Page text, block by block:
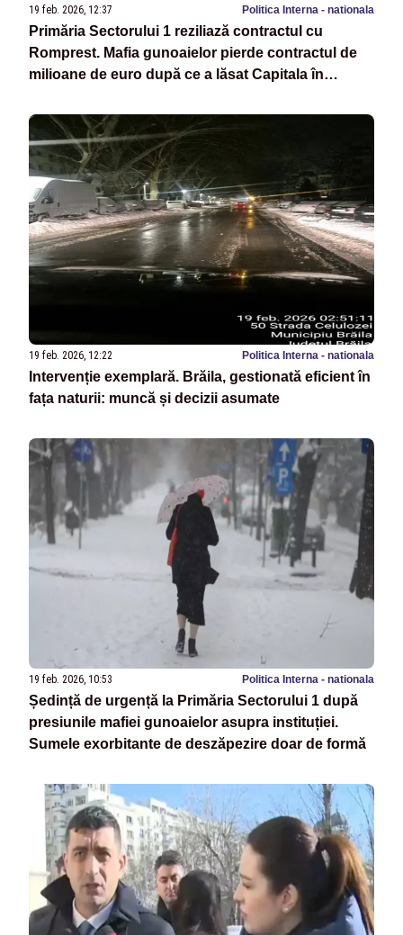
19 feb. 2026, 12:37 Politica Interna - nationala
Primăria Sectorului 1 reziliază contractul cu
Romprest. Mafia gunoaielor pierde contractul de
milioane de euro după ce a lăsat Capitala în
19 feb. 2026, 12:22 Politica Interna - nationala
Intervenție exemplară. Brăila, gestionată eficient în
fața naturii: muncă și decizii asumate
19 feb. 2026, 10:53 Politica Interna - nationala
Ședință de urgență la Primăria Sectorului 1 după
presiunile mafiei gunoaielor asupra instituției.
Sumele exorbitante de deszăpezire doar de formă